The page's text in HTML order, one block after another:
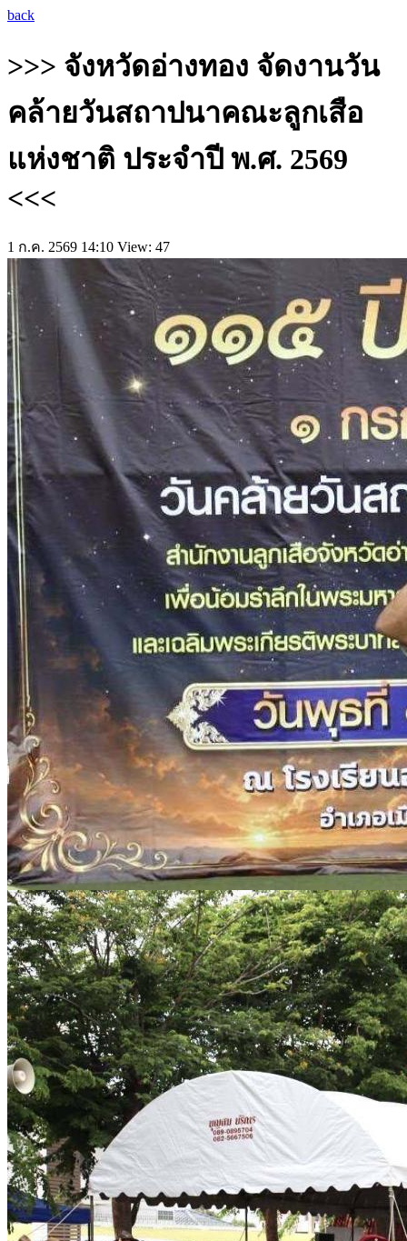
back
>>> จังหวัดอ่างทอง จัดงานวัน
คล้ายวันสถาปนาคณะลูกเสือ
แห่งชาติ ประจำปี พ.ศ. 2569
<<<
1 ก.ค. 2569 14:10 View: 47